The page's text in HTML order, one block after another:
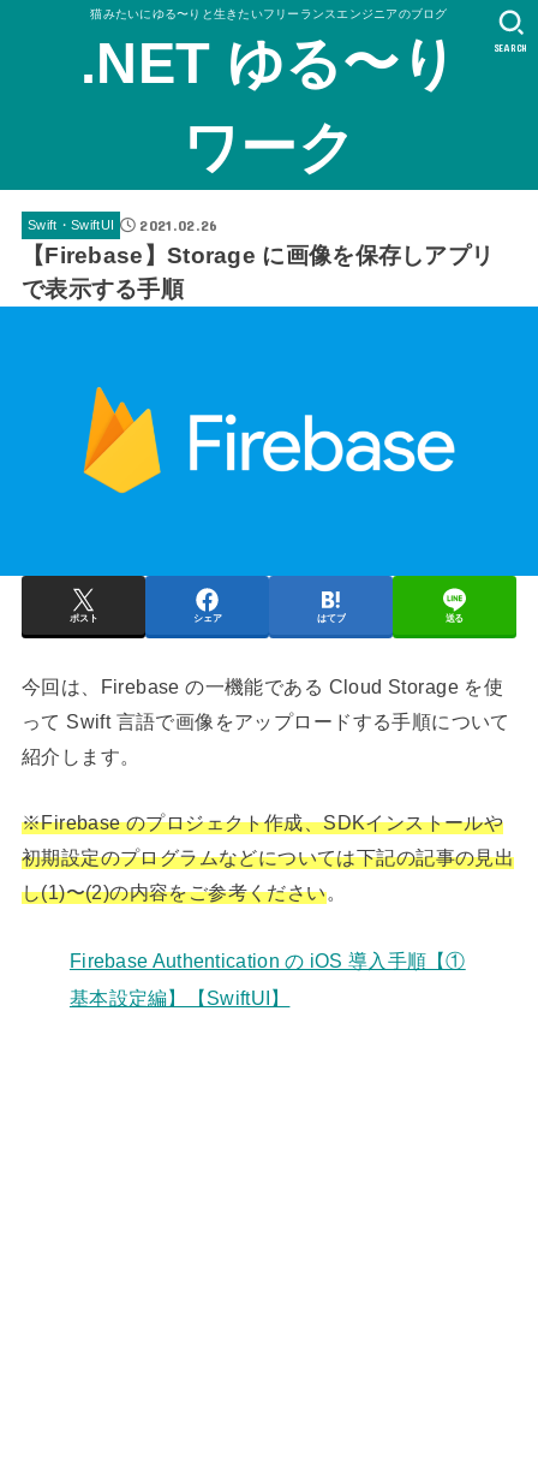
猫みたいにゆる〜りと生きたいフリーランスエンジニアのブログ
.NET ゆる〜り
ワーク
SEARCH
Swift・SwiftUI 2021.02.26
【Firebase】Storage に画像を保存しアプリ
で表示する手順
ポスト シェア はてブ 送る
今回は、Firebase の一機能である Cloud Storage を使
って Swift 言語で画像をアップロードする手順について
紹介します。
※Firebase のプロジェクト作成、SDKインストールや
初期設定のプログラムなどについては下記の記事の見出
し(1)〜(2)の内容をご参考ください。
Firebase Authentication の iOS 導入手順【①
基本設定編】【SwiftUI】